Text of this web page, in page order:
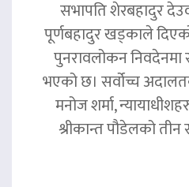
सभापति शेरबहादुर
पूर्णबहादुर खड्काले
पुनरावलोकन निवदेनमा
भएको छ। सर्वोच्च
मनोज शर्मा,
श्रीकान्त पौडेलको